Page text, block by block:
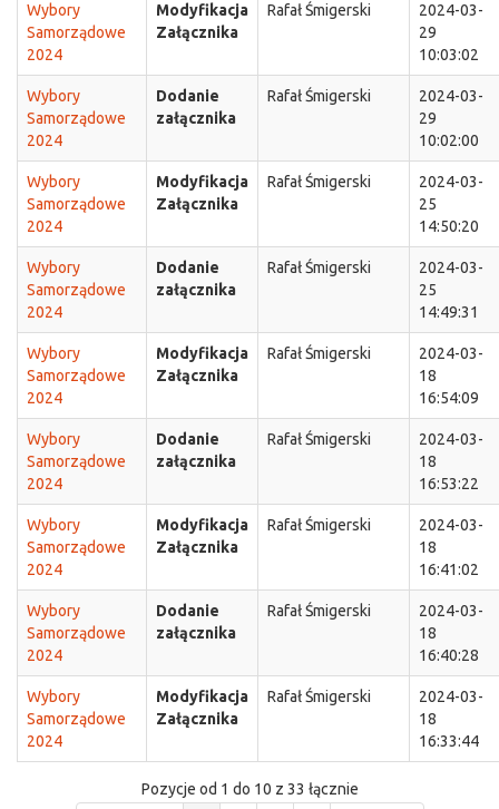
Wybory
Samorządowe
2024
Modyfikacja
Załącznika
Rafał Śmigerski
2024-03-
29
10:03:02
Wybory
Samorządowe
2024
Dodanie
załącznika
Rafał Śmigerski
2024-03-
29
10:02:00
Wybory
Samorządowe
2024
Modyfikacja
Załącznika
Rafał Śmigerski
2024-03-
25
14:50:20
Wybory
Samorządowe
2024
Dodanie
załącznika
Rafał Śmigerski
2024-03-
25
14:49:31
Wybory
Samorządowe
2024
Modyfikacja
Załącznika
Rafał Śmigerski
2024-03-
18
16:54:09
Wybory
Samorządowe
2024
Dodanie
załącznika
Rafał Śmigerski
2024-03-
18
16:53:22
Wybory
Samorządowe
2024
Modyfikacja
Załącznika
Rafał Śmigerski
2024-03-
18
16:41:02
Wybory
Samorządowe
2024
Dodanie
załącznika
Rafał Śmigerski
2024-03-
18
16:40:28
Wybory
Samorządowe
2024
Modyfikacja
Załącznika
Rafał Śmigerski
2024-03-
18
16:33:44
Pozycje od 1 do 10 z 33 łącznie